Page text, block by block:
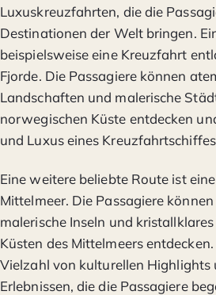
Luxuskreuzfahrten, die die
Destinationen der Welt bringen.
beispielsweise eine Kreuzfahrt
Fjorde. Die Passagiere können
Landschaften und malerische
norwegischen Küste entdecken
und Luxus eines
Eine weitere beliebte Route ist
Mittelmeer. Die Passagiere
malerische Inseln und
Küsten des Mittelmeers
Vielzahl von kulturellen Highlights
Erlebnissen, die die Passagiere